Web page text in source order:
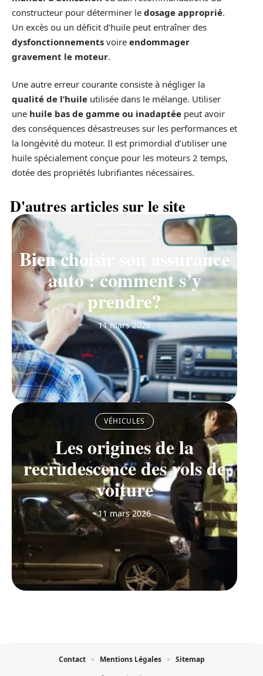
constructeur pour déterminer le dosage approprié.
Un excès ou un déficit d’huile peut entraîner des
dysfonctionnements voire endommager
gravement le moteur.
Une autre erreur courante consiste à négliger la
qualité de l’huile utilisée dans le mélange. Utiliser
une huile bas de gamme ou inadaptée peut avoir
des conséquences désastreuses sur les performances et
la longévité du moteur. Il est primordial d’utiliser une
huile spécialement conçue pour les moteurs 2 temps,
dotée des propriétés lubrifiantes nécessaires.
D'autres articles sur le site
Bien choisir son assurance
auto : comment s’y
prendre?
11 mars 2026
VÉHICULES
Les origines de la
recrudescence des vols de
voiture
11 mars 2026
Contact Mentions Légales Sitemap